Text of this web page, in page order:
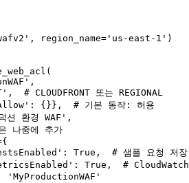
, region_name= 'us-east-1' )
,
, # CLOUDFRONT 또는 REGIONAL
: {}}, # 기본 동작: 허용
션 환경 WAF' ,
나중에 추가
: True , # 샘플 요청 저장
: True , #
'MyProductionWAF'